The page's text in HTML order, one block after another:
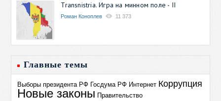
Transnistria. Игра на минном поле - II
Роман Коноплев 11 373
Главные темы
Выборы президента РФ Госдума РФ Интернет Коррупция
Новые законы Правительство